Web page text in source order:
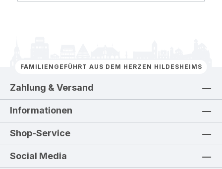
FAMILIENGEFÜHRT AUS DEM HERZEN HILDESHEIMS
Zahlung & Versand
Informationen
Shop-Service
Social Media